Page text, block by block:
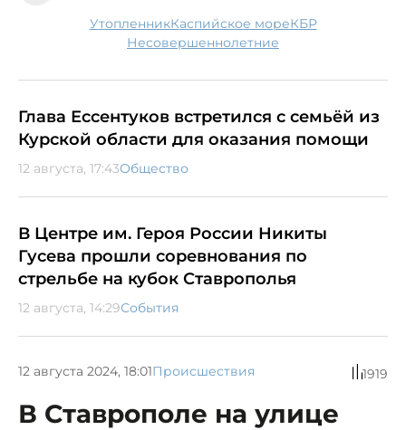
утопленник Каспийское море КБР
несовершеннолетние
Глава Ессентуков встретился с семьёй из
Курской области для оказания помощи
12 августа, 17:43Общество
В Центре им. Героя России Никиты
Гусева прошли соревнования по
стрельбе на кубок Ставрополья
12 августа, 14:29События
12 августа 2024, 18:01Происшествия 1919
В Ставрополе на улице